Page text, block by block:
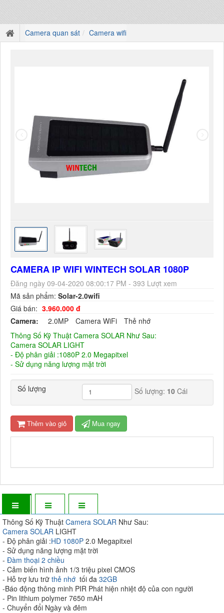
Camera quan sát Camera wifi
CAMERA IP WIFI WINTECH SOLAR 1080P
Đăng ngày 09-04-2020 08:00:17 PM - 393 Lượt xem
Mã sản phẩm: Solar-2.0wifi
Giá bán: 3.960.000 đ
Camera:
2.0MP Camera WiFi
Thẻ nhớ
Thông Số Kỹ Thuật Camera SOLAR Như Sau:
Camera SOLAR LIGHT
- Độ phân giải :1080P 2.0 Megapitxel
- Sử dụng năng lượng mặt trời
Số lượng Số lượng: 10 Cái
Thêm vào giỏ Mua ngay
Thông Số Kỹ Thuật Camera SOLAR Như Sau:
Camera SOLAR LIGHT
- Độ phân giải :HD 1080P 2.0 Megapitxel
- Sử dụng năng lượng mặt trời
- Đàm thoại 2 chiều
- Cảm biến hình ảnh 1/3 triệu pixel CMOS
- Hỗ trợ lưu trữ thẻ nhớ tối đa 32GB
-Báo động thông minh PIR Phát hiện nhiệt độ của con người
- Pin lithium polymer 7650 mAH
- Chuyển đổi Ngày và đêm